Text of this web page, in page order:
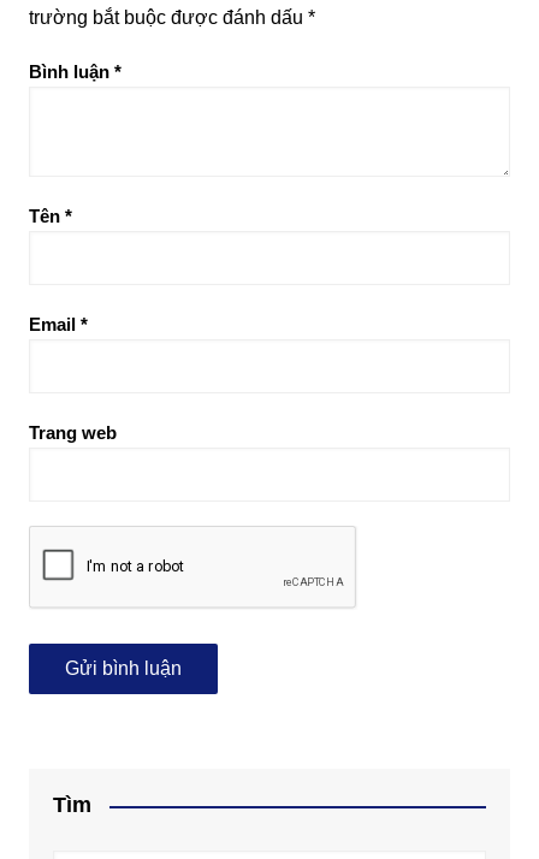
trường bắt buộc được đánh dấu *
Bình luận *
Tên *
Email *
Trang web
Tìm